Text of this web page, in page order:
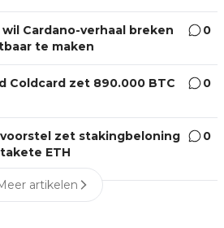
Cardano-verhaal breken
te maken
0
Coldcard zet 890.000 BTC
0
zet stakingbeloning
ETH
0
artikelen